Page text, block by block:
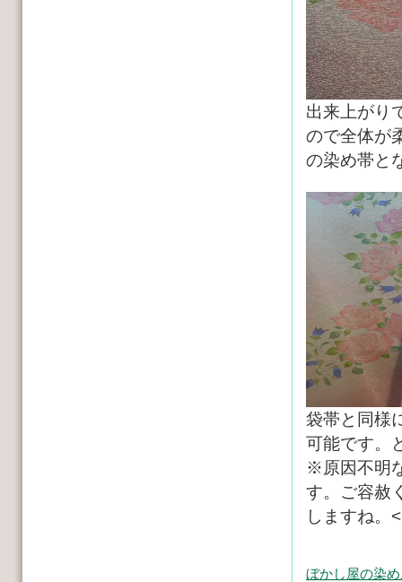
出来上がり
ので全体が
の染め帯と
袋帯と同様
可能です。
※原因不明
す。ご容赦
しますね。
ぼかし屋の染